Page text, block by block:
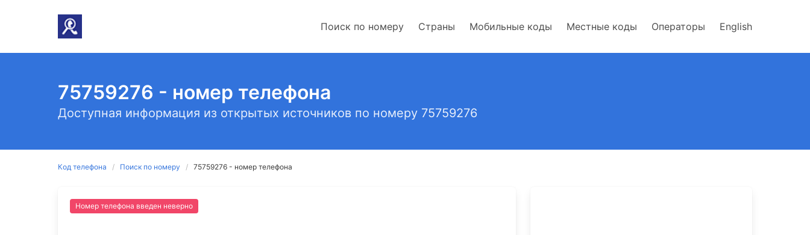
Поиск по номеру Страны Мобильные коды Местные коды Операторы English
75759276 - номер телефона
Доступная информация из открытых источников по номеру 75759276
Код телефона Поиск по номеру 75759276 - номер телефона
Номер телефона введен неверно